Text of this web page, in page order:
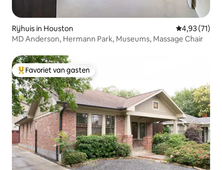
Rijhuis in Houston Gemiddelde
4,93 (71)
MD Anderson, Hermann Park, Museums, Massage Chair
Topfavoriet van gasten
Favoriet van gasten